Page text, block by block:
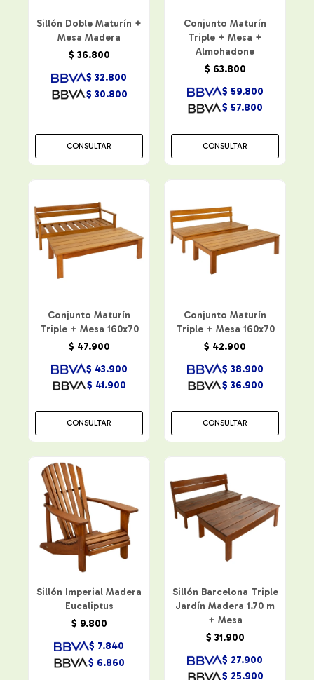
Sillón Doble Maturín +
Mesa Madera
$ 36.800
$ 30.800
$ 32.800
CONSULTAR
Conjunto Maturín
Triple + Mesa +
Almohadone
$ 63.800
$ 57.800
$ 59.800
CONSULTAR
Conjunto Maturín
Triple + Mesa 160x70
$ 47.900
$ 41.900
$ 43.900
CONSULTAR
Conjunto Maturín
Triple + Mesa 160x70
$ 42.900
$ 36.900
$ 38.900
CONSULTAR
Sillón Imperial Madera
Eucaliptus
$ 9.800
$ 6.860
$ 7.840
Sillón Barcelona Triple
Jardín Madera 1.70 m
+ Mesa
$ 31.900
$ 25.900
$ 27.900